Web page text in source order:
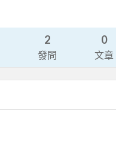
2
發問
0
文章